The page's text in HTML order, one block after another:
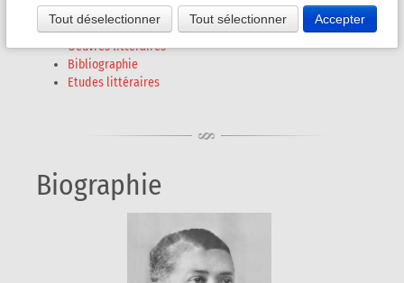
Auteurs P - S▼
Auteurs T - V▼
Biographie
Oeuvres littéraires
Bibliographie
Etudes littéraires
Biographie
cookies
Tout déselectionner Tout sélectionner Accepter